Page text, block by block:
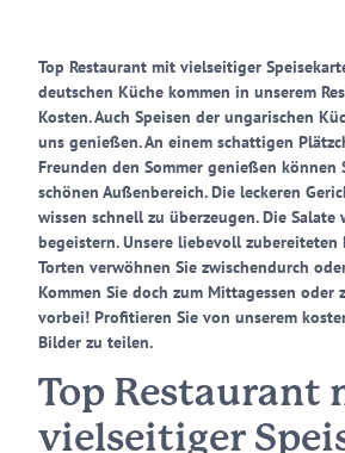
Top Restaurant mit vielseitiger
deutschen Küche kommen in unserem
Kosten. Auch Speisen der ungarischen
uns genießen. An einem schattigen
Freunden den Sommer genießen können
schönen Außenbereich. Die leckeren
wissen schnell zu überzeugen. Die Salate
begeistern. Unsere liebevoll zubereiteten
Torten verwöhnen Sie zwischendurch
Kommen Sie doch zum Mittagessen oder
vorbei! Profitieren Sie von unserem
Bilder zu teilen.
Top Restaurant
vielseitiger